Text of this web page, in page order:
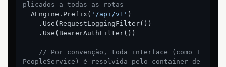
plicados a todas as rotas
  AEngine.Prefix(
'/api/v1' )
// Por convenção, toda interface (como I
PeopleService) é resolvida pelo container de